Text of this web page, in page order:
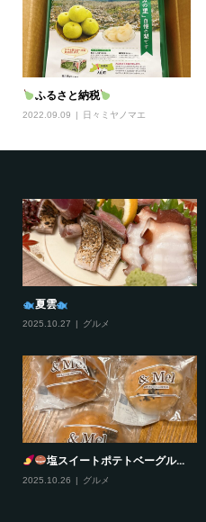
ふるさと納税
2022.09.09 日々ミヤノマエ
夏雲
2025.10.27 グルメ
塩スイートポテトベーグル...
2025.10.26 グルメ